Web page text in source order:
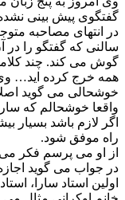
گفتگوی پیش بینی
در انتهای مصاحبه
سالنی که گفتگو را در
گوش می کند. چند
همه خرج کرده اید…
خوشحالی می گوید
واقعا خوشحالم که
اگر لازم باشد بسیار
راه موفق شود.
از او می پرسم فکر می
در جواب می گوید
اولین استاد سارا،